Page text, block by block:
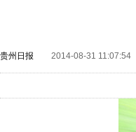
贵州日报 2014-08-31 11:07:54